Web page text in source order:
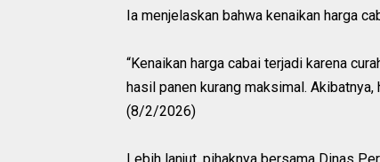
Ia menjelaskan bahwa kenaikan harga
“Kenaikan harga cabai terjadi karena
hasil panen kurang maksimal.
(8/2/2026)